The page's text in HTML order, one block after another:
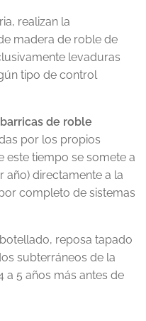
realizan la
madera de roble de
levaduras
tipo de control
de roble
por los propios
este tiempo se somete a
año) directamente a la
completo de sistemas
reposa tapado
subterráneos de la
a 5 años más antes de